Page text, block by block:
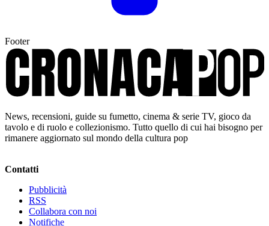
Footer
News, recensioni, guide su fumetto, cinema & serie TV, gioco da
tavolo e di ruolo e collezionismo. Tutto quello di cui hai bisogno per
rimanere aggiornato sul mondo della cultura pop
Contatti
Pubblicità
RSS
Collabora con noi
Notifiche